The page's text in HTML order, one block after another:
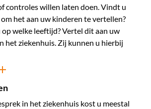
controles willen laten doen. Vindt u
het aan uw kinderen te vertellen?
welke leeftijd? Vertel dit aan uw
het ziekenhuis. Zij kunnen u hierbij
in het ziekenhuis kost u meestal